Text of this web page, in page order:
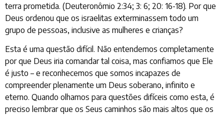
terra prometida. (Deuteronômio 2:34; 3: 6; 20: 16-18). Por que
Deus ordenou que os israelitas exterminassem todo um
grupo de pessoas, inclusive as mulheres e crianças?
Esta é uma questão difícil. Não entendemos completamente
por que Deus iria comandar tal coisa, mas confiamos que Ele
é justo – e reconhecemos que somos incapazes de
compreender plenamente um Deus soberano, infinito e
eterno. Quando olhamos para questões difíceis como esta, é
preciso lembrar que os Seus caminhos são mais altos que os